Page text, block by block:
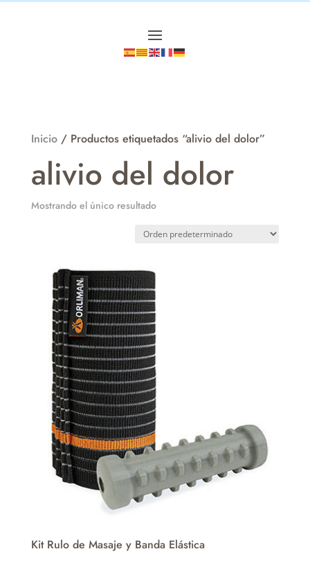
Inicio/ Productos etiquetados “alivio del dolor”
alivio del dolor
Mostrando el único resultado
Kit Rulo de Masaje y Banda Elástica